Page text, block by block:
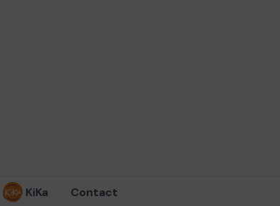
KiKa Contact